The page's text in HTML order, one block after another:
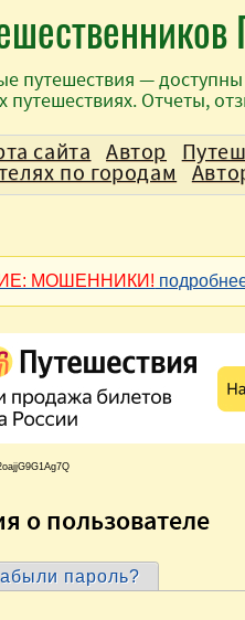
путешествия —
путешествиях. Отчеты,
МОШЕННИКИ!
о пользователе
вкладка)
пароль?
сайта Автор
по городам